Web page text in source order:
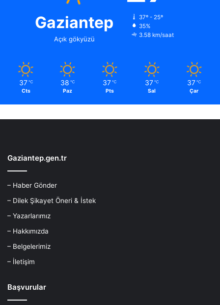
Gaziantep
Açık gökyüzü
37º - 25º
35%
3.58 km/saat
37 ℃
Cts
38 ℃
Paz
37 ℃
Pts
37 ℃
Sal
37 ℃
Çar
Gaziantep.gen.tr
– Haber Gönder
– Dilek Şikayet Öneri & İstek
– Yazarlarımız
– Hakkımızda
– Belgelerimiz
– İletişim
Başvurular